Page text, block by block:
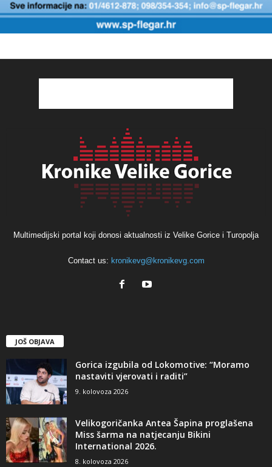
Multimedijski portal koji donosi aktualnosti iz Velike Gorice i Turopolja
Contact us: kronikevg@kronikevg.com
JOŠ OBJAVA
Gorica izgubila od Lokomotive: “Moramo
nastaviti vjerovati i raditi”
9. kolovoza 2026
Velikogoričanka Antea Šapina proglašena
Miss šarma na natjecanju Bikini
International 2026.
8. kolovoza 2026